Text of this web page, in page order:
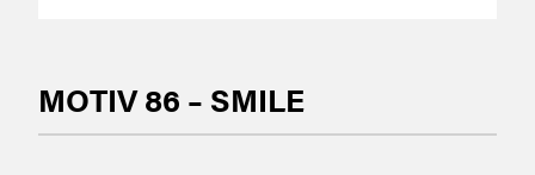
MOTIV 86 – SMILE